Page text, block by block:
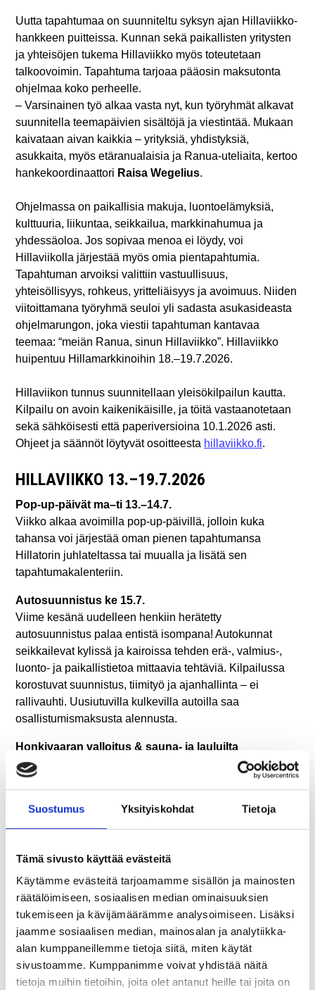
Suostumus Yksityiskohdat Tietoja
Tämä sivusto käyttää evästeitä
Käytämme evästeitä tarjoamamme sisällön ja mainosten
räätälöimiseen, sosiaalisen median ominaisuuksien
tukemiseen ja kävijämäärämme analysoimiseen. Lisäksi
jaamme sosiaalisen median, mainosalan ja analytiikka-
alan kumppaneillemme tietoja siitä, miten käytät
sivustoamme. Kumppanimme voivat yhdistää näitä
tietoja muihin tietoihin, joita olet antanut heille tai joita on
Uutta tapahtumaa on suunniteltu syksyn ajan Hillaviikko-
hankkeen puitteissa. Kunnan sekä paikallisten yritysten
ja yhteisöjen tukema Hillaviikko myös toteutetaan
talkoovoimin. Tapahtuma tarjoaa pääosin maksutonta
ohjelmaa koko perheelle.
– Varsinainen työ alkaa vasta nyt, kun työryhmät alkavat
suunnitella teemapäivien sisältöjä ja viestintää. Mukaan
kaivataan aivan kaikkia – yrityksiä, yhdistyksiä,
asukkaita, myös etäranualaisia ja Ranua-uteliaita, kertoo
hankekoordinaattori Raisa Wegelius.
Ohjelmassa on paikallisia makuja, luontoelämyksiä,
kulttuuria, liikuntaa, seikkailua, markkinahumua ja
yhdessäoloa. Jos sopivaa menoa ei löydy, voi
Hillaviikolla järjestää myös omia pientapahtumia.
Tapahtuman arvoiksi valittiin vastuullisuus,
yhteisöllisyys, rohkeus, yritteliäisyys ja avoimuus. Niiden
viitoittamana työryhmä seuloi yli sadasta asukasideasta
ohjelmarungon, joka viestii tapahtuman kantavaa
teemaa: “meiän Ranua, sinun Hillaviikko”. Hillaviikko
huipentuu Hillamarkkinoihin 18.–19.7.2026.
Hillaviikon tunnus suunnitellaan yleisökilpailun kautta.
Kilpailu on avoin kaikenikäisille, ja töitä vastaanotetaan
sekä sähköisesti että paperiversioina 10.1.2026 asti.
Ohjeet ja säännöt löytyvät osoitteesta hillaviikko.fi.
HILLAVIIKKO 13.–19.7.2026
Pop-up-päivät ma–ti 13.–14.7.
Viikko alkaa avoimilla pop-up-päivillä, jolloin kuka
tahansa voi järjestää oman pienen tapahtumansa
Hillatorin juhlateltassa tai muualla ja lisätä sen
tapahtumakalenteriin.
Autosuunnistus ke 15.7.
Viime kesänä uudelleen henkiin herätetty
autosuunnistus palaa entistä isompana! Autokunnat
seikkailevat kylissä ja kairoissa tehden erä-, valmius-,
luonto- ja paikallistietoa mittaavia tehtäviä. Kilpailussa
korostuvat suunnistus, tiimityö ja ajanhallinta – ei
rallivauhti. Uusiutuvilla kulkevilla autoilla saa
osallistumismaksusta alennusta.
Honkivaaran valloitus & sauna- ja lauluilta
Multilahdessa to 16.7.
Korttelirastit to–su
vietetään monipuolista koko perheen luontopäivää.
Ohjelmassa on mm. tulistelua, eläinpukuisia luonto-
hyönteishotellien tekoa ja ulkolajien kokeiluja. Päivä
huipentuu kolmen hengen extremeviestiin. Illalla
Multilahdessa nautitaan saunasta, uinnista ja
yhteislauluista nuotiolla. Korttelirastien metsästys jatkuu
torstaista sunnuntaihin kirkonkylällä.
Kesäillan kattaus Hillatorilla ja kaikkialla & Nuorten
ilta pe 17.7.